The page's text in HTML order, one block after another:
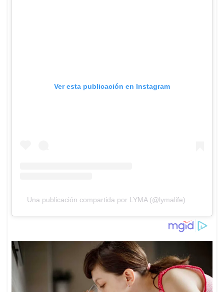
Ver esta publicación en Instagram
Una publicación compartida por LYMA (@lymalife)